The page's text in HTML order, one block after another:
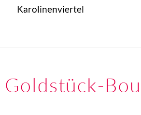
Karolinenviertel
Goldstück-